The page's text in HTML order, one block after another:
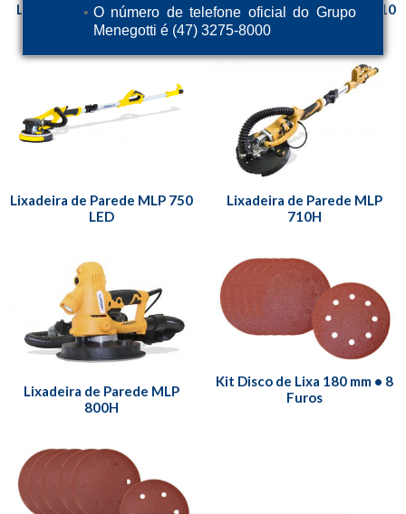
O número de telefone oficial do Grupo
Menegotti é (47) 3275-8000
LIXADEIRA DE PAREDE MLI
20V INVERCAMBIÁVEL
Lixadeira de Parede MLP 710
Lixadeira de Parede MLP 750
LED
Lixadeira de Parede MLP
710H
Lixadeira de Parede MLP
800H
Kit Disco de Lixa 180 mm • 8
Furos